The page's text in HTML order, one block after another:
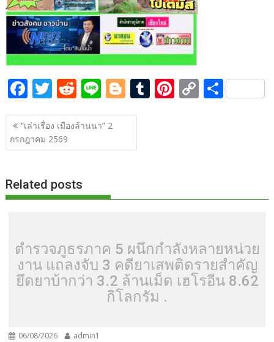
F
ac
e
b
o
k
T
w
itt
er
R
e
d
di
Li
n
e
Bl
o
g
T Pi C
k
S
แนะแนว
เรื่อง
“เล่าเรื่อง เมืองล้านนา” 2
กรกฎาคม 2569
Related posts
ตำรวจภูธรภาค 5 ผนึกกำลังหลายหน่วย
งาน แถลงจับ 3 คดียาเสพติดรายสำคัญ
ยึดยาบ้ากว่า 3.2 ล้านเม็ด เฮโรอีน 8.62
กิโลกรัม .
06/08/2026 admin1